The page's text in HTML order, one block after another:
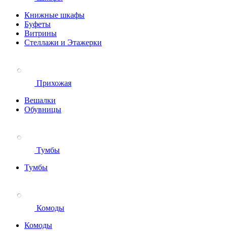
Книжные шкафы
Буфеты
Витрины
Стеллажи и Этажерки
Прихожая
Вешалки
Обувницы
Тумбы
Тумбы
Комоды
Комоды